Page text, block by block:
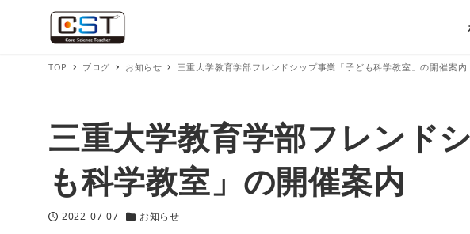
TOP ブログ お知らせ 三重大学教育学部フレンドシップ事業「子ども科学教室」の開催案内
三重大学教育学部フレンド
も科学教室」の開催案内
投稿日
2022-07-07
カテゴリー
お知らせ